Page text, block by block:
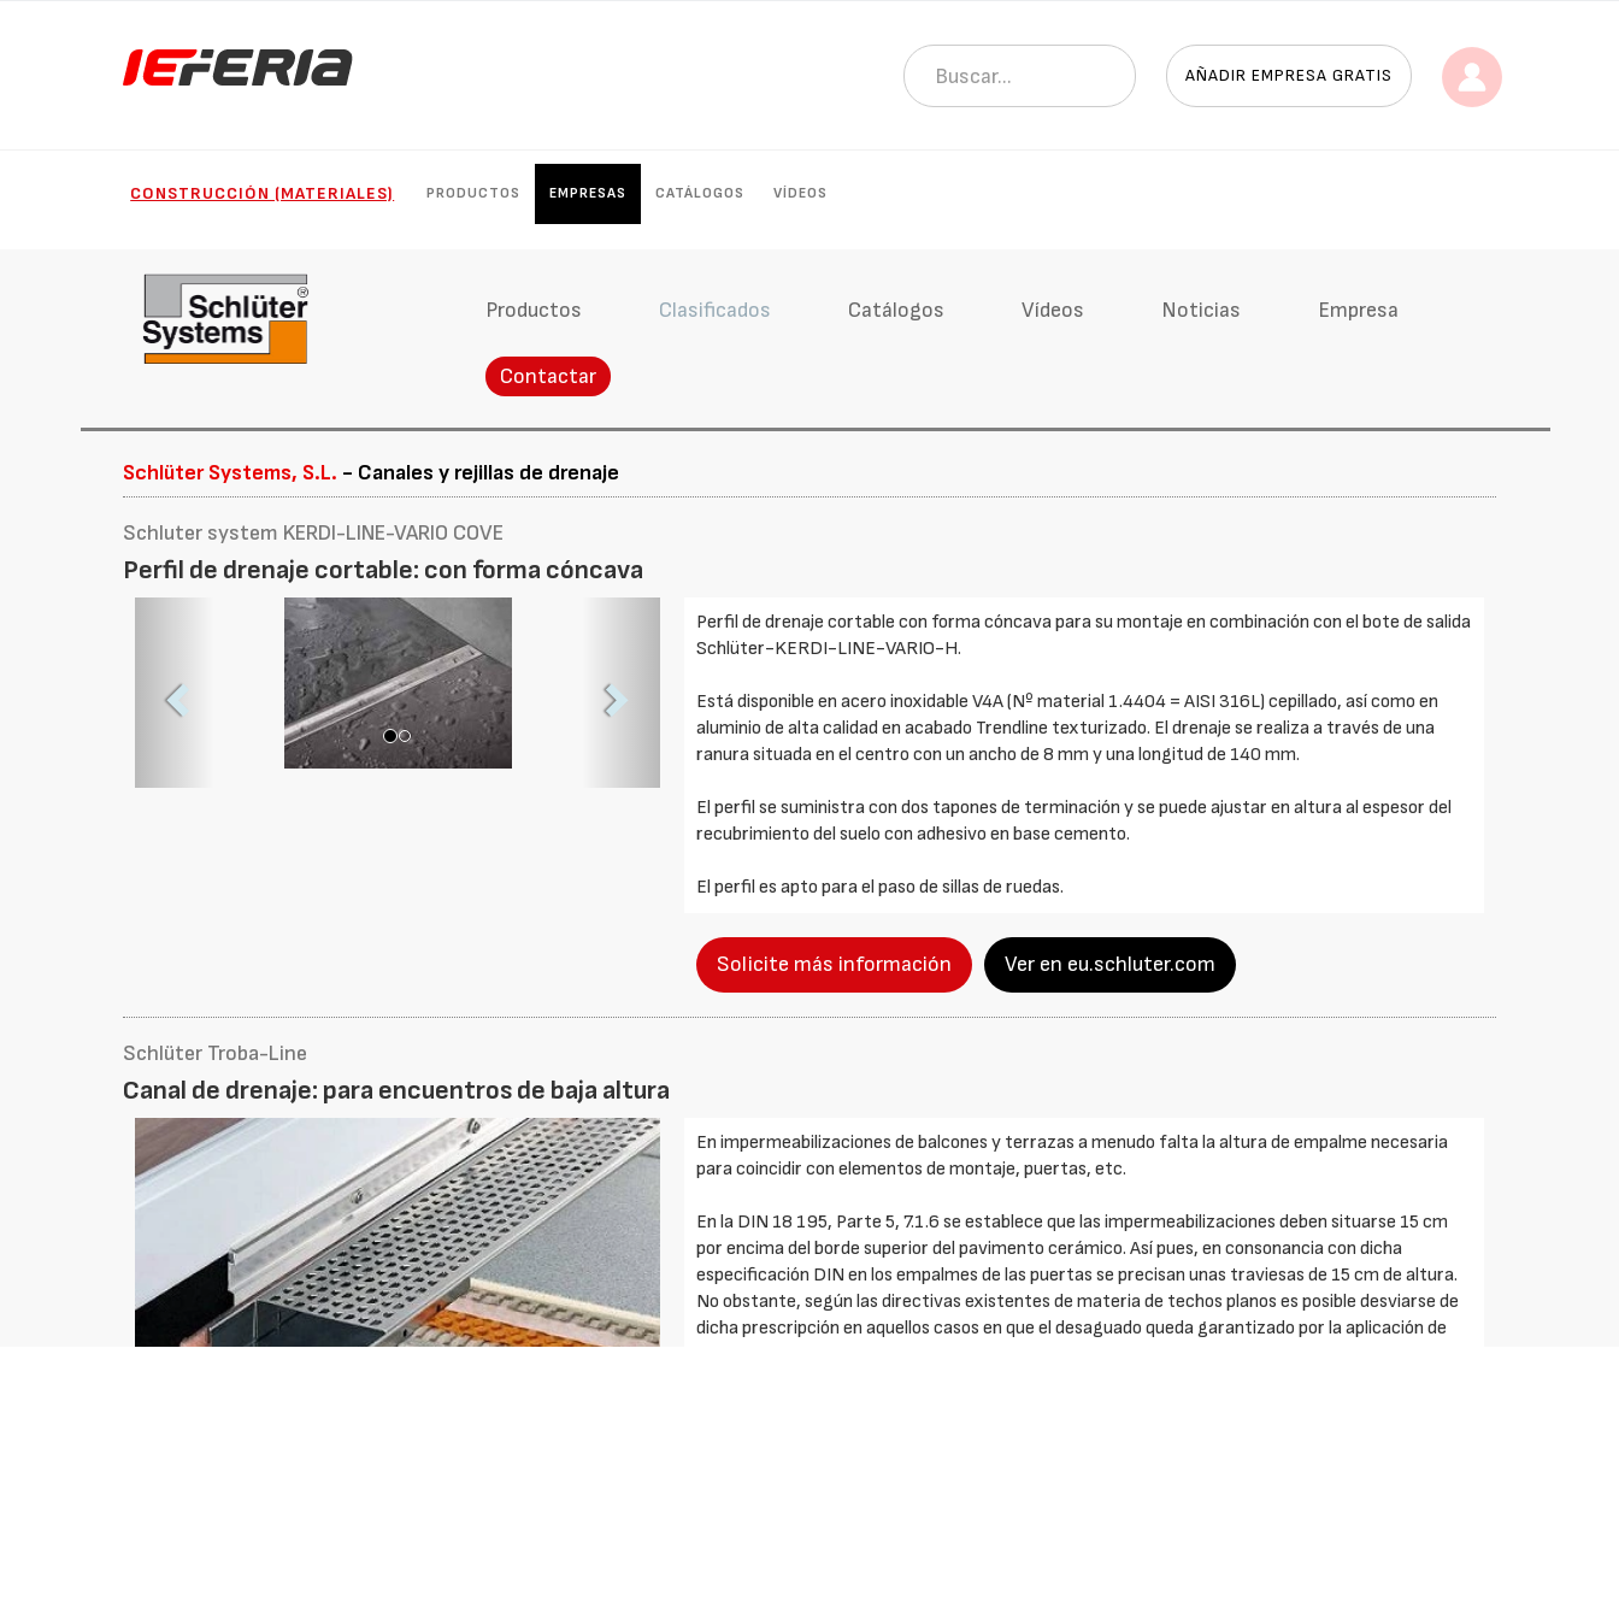
AÑADIR EMPRESA GRATIS
CONSTRUCCIÓN (MATERIALES) PRODUCTOS EMPRESAS CATÁLOGOS VÍDEOS
Productos Clasificados Catálogos Vídeos Noticias Empresa
Contactar
Schlüter Systems, S.L. - Canales y rejillas de drenaje
Schluter system KERDI-LINE-VARIO COVE
Perfil de drenaje cortable: con forma cóncava
Siguiente
Perfil de drenaje cortable con forma cóncava para su montaje en combinación con el bote de salida
Schlüter-KERDI-LINE-VARIO-H.
Está disponible en acero inoxidable V4A (Nº material 1.4404 = AISI 316L) cepillado, así como en
aluminio de alta calidad en acabado Trendline texturizado. El drenaje se realiza a través de una
ranura situada en el centro con un ancho de 8 mm y una longitud de 140 mm.
El perfil se suministra con dos tapones de terminación y se puede ajustar en altura al espesor del
recubrimiento del suelo con adhesivo en base cemento.
El perfil es apto para el paso de sillas de ruedas.
Solicite más información Ver en eu.schluter.com
Schlüter Troba-Line
Canal de drenaje: para encuentros de baja altura
En impermeabilizaciones de balcones y terrazas a menudo falta la altura de empalme necesaria
para coincidir con elementos de montaje, puertas, etc.
En la DIN 18 195, Parte 5, 7.1.6 se establece que las impermeabilizaciones deben situarse 15 cm
por encima del borde superior del pavimento cerámico. Así pues, en consonancia con dicha
especificación DIN en los empalmes de las puertas se precisan unas traviesas de 15 cm de altura.
No obstante, según las directivas existentes de materia de techos planos es posible desviarse de
dicha prescripción en aquellos casos en que el desaguado queda garantizado por la aplicación de